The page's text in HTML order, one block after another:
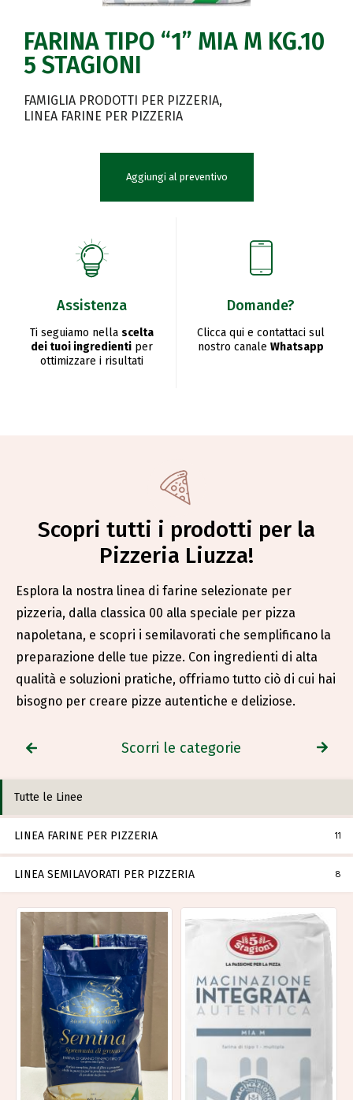
FARINA TIPO “1” MIA M KG.10
5 STAGIONI
FAMIGLIA PRODOTTI PER PIZZERIA
LINEA FARINE PER PIZZERIA
Aggiungi al preventivo
Assistenza
Ti seguiamo nella scelta
dei tuoi ingredienti per
ottimizzare i risultati
Domande?
Clicca qui e contattaci sul
nostro canale Whatsapp
Scopri tutti i prodotti per la
Pizzeria Liuzza!
Esplora la nostra linea di farine selezionate per
pizzeria, dalla classica 00 alla speciale per pizza
napoletana, e scopri i semilavorati che semplificano la
preparazione delle tue pizze. Con ingredienti di alta
qualità e soluzioni pratiche, offriamo tutto ciò di cui hai
bisogno per creare pizze autentiche e deliziose.
Scorri le categorie
Tutte le Linee
LINEA FARINE PER PIZZERIA 11
LINEA SEMILAVORATI PER PIZZERIA 8